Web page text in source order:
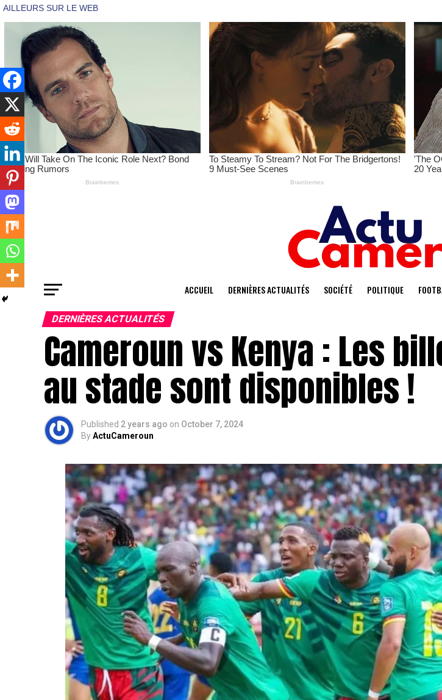
ACCUEIL DERNIÈRES ACTUALITÉS SOCIÉTÉ POLITIQUE
DERNIÈRES ACTUALITÉS
Cameroun vs Kenya : Les
au stade sont disponibles !
Published 2 years ago on October 7, 2024
ByActuCameroun